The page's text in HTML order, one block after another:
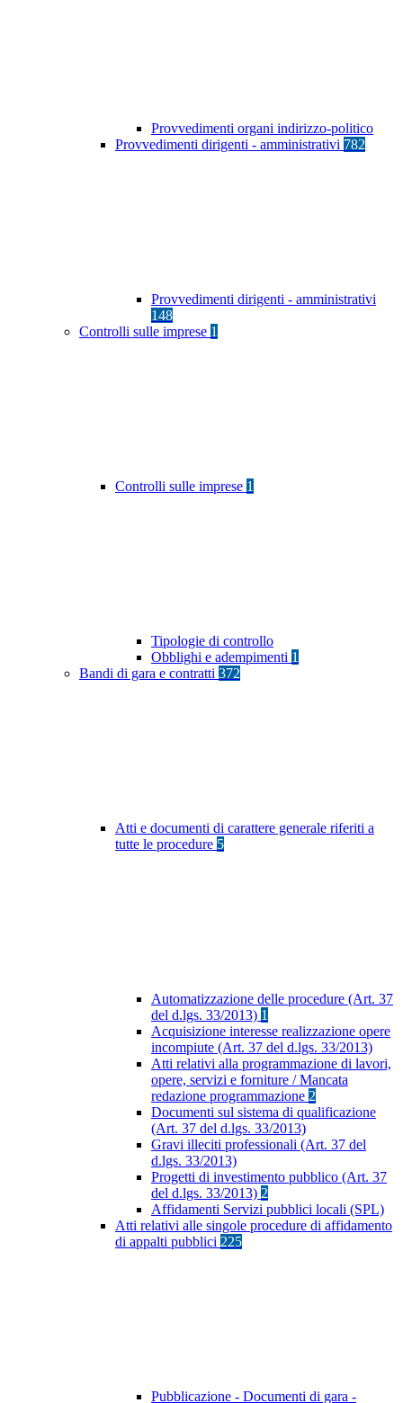
Provvedimenti organi indirizzo-politico
Provvedimenti dirigenti - amministrativi 782
Provvedimenti dirigenti - amministrativi
148
Controlli sulle imprese 1
Controlli sulle imprese 1
Tipologie di controllo
Obblighi e adempimenti 1
Bandi di gara e contratti 372
Atti e documenti di carattere generale riferiti a
tutte le procedure 5
Automatizzazione delle procedure (Art. 37
del d.lgs. 33/2013) 1
Acquisizione interesse realizzazione opere
incompiute (Art. 37 del d.lgs. 33/2013)
Atti relativi alla programmazione di lavori,
opere, servizi e forniture / Mancata
redazione programmazione 2
Documenti sul sistema di qualificazione
(Art. 37 del d.lgs. 33/2013)
Gravi illeciti professionali (Art. 37 del
d.lgs. 33/2013)
Progetti di investimento pubblico (Art. 37
del d.lgs. 33/2013) 2
Affidamenti Servizi pubblici locali (SPL)
Atti relativi alle singole procedure di affidamento
di appalti pubblici 225
Pubblicazione - Documenti di gara -